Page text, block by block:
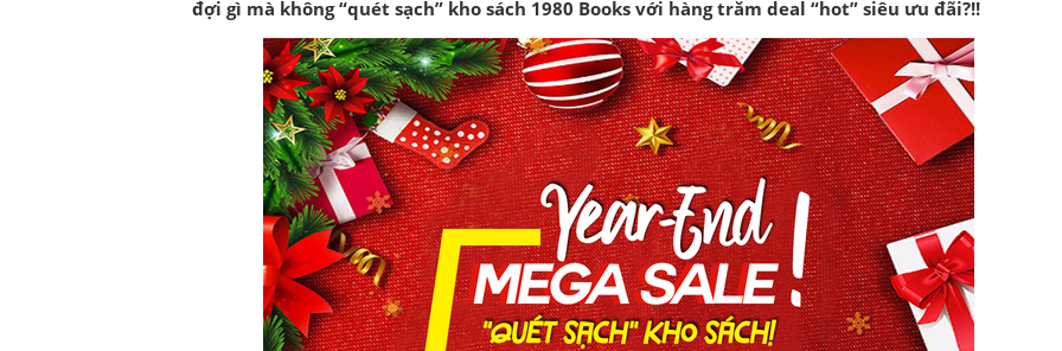
đợi gì mà không “quét sạch” kho sách 1980 Books với hàng trăm deal “hot” siêu ưu đãi?!!